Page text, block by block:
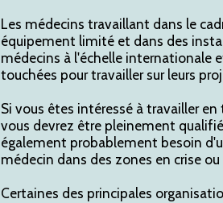
Les médecins travaillant dans le
équipement limité et dans des
médecins à l'échelle internationale
touchées pour travailler sur leurs
Si vous êtes intéressé à travailler
vous devrez être pleinement
également probablement besoin
médecin dans des zones en crise
Certaines des principales